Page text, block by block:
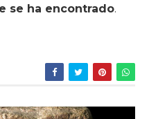
se ha encontrado.